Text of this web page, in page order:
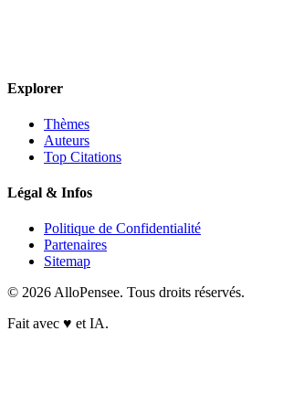
Explorer
Thèmes
Auteurs
Top Citations
Légal & Infos
Politique de Confidentialité
Partenaires
Sitemap
© 2026 AlloPensee. Tous droits réservés.
Fait avec ♥ et IA.